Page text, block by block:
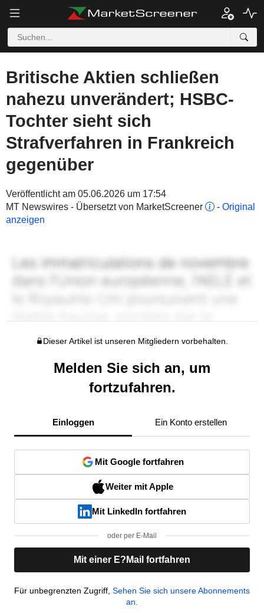
Britische Aktien schließen
nahezu unverändert; HSBC-
Tochter sieht sich
Strafverfahren in Frankreich
gegenüber
Veröffentlicht am 05.06.2026 um 17:54
MT Newswires - Übersetzt von MarketScreener
- Original
anzeigen
Dieser Artikel ist unseren Mitgliedern vorbehalten.
Melden Sie sich an, um
fortzufahren.
Einloggen Ein Konto erstellen
Mit Google fortfahren
Weiter mit Apple
Mit LinkedIn fortfahren
oder per E-Mail
Mit einer E?Mail fortfahren
Für unbegrenzten Zugriff, Sehen Sie sich unsere Abonnements
an.